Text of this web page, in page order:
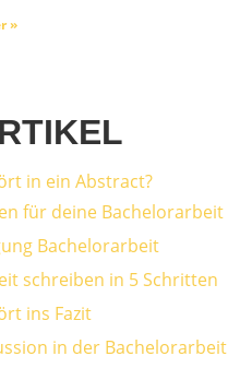
»
in ein Abstract?
für deine Bachelorarbeit
Bachelorarbeit
schreiben in 5 Schritten
ins Fazit
in der Bachelorarbeit